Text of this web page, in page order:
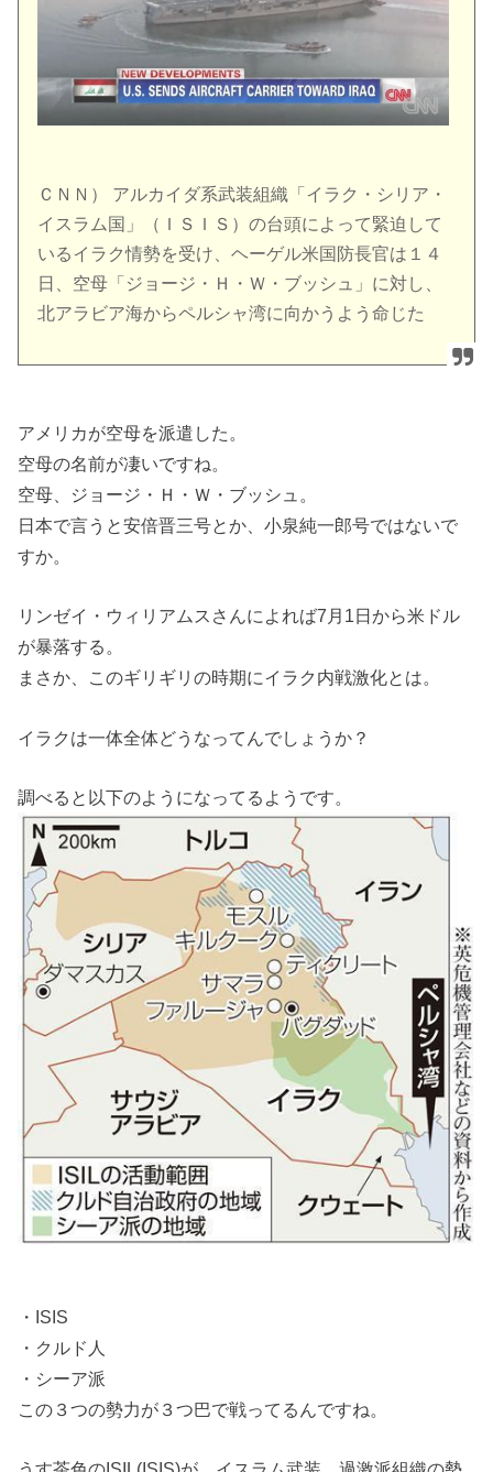
ＣＮＮ） アルカイダ系武装組織「イラク・シリア・
イスラム国」（ＩＳＩＳ）の台頭によって緊迫して
いるイラク情勢を受け、ヘーゲル米国防長官は１４
日、空母「ジョージ・Ｈ・Ｗ・ブッシュ」に対し、
北アラビア海からペルシャ湾に向かうよう命じた
アメリカが空母を派遣した。
空母の名前が凄いですね。
空母、ジョージ・Ｈ・Ｗ・ブッシュ。
日本で言うと安倍晋三号とか、小泉純一郎号ではないで
すか。
リンゼイ・ウィリアムスさんによれば7月1日から米ドル
が暴落する。
まさか、このギリギリの時期にイラク内戦激化とは。
イラクは一体全体どうなってんでしょうか？
調べると以下のようになってるようです。
・ISIS
・クルド人
・シーア派
この３つの勢力が３つ巴で戦ってるんですね。